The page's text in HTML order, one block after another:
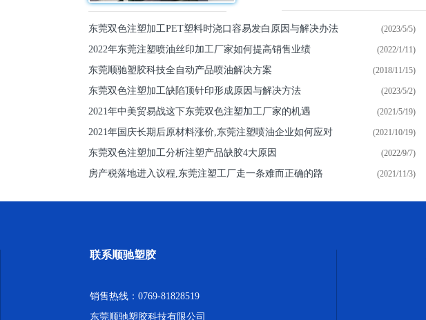
(2023/5/5)
东莞双色注塑加工PET塑料时浇口容易发白原因与解决办法
(2022/1/11)
2022年东莞注塑喷油丝印加工厂家如何提高销售业绩
(2018/11/15)
东莞顺驰塑胶科技全自动产品喷油解决方案
(2023/5/2)
东莞双色注塑加工缺陷顶针印形成原因与解决方法
(2021/5/19)
2021年中美贸易战这下东莞双色注塑加工厂家的机遇
(2021/10/19)
2021年国庆长期后原材料涨价,东莞注塑喷油企业如何应对
(2022/9/7)
东莞双色注塑加工分析注塑产品缺胶4大原因
(2021/11/3)
房产税落地进入议程,东莞注塑工厂走一条难而正确的路
联系顺驰塑胶
销售热线：0769-81828519
东莞顺驰塑胶科技有限公司